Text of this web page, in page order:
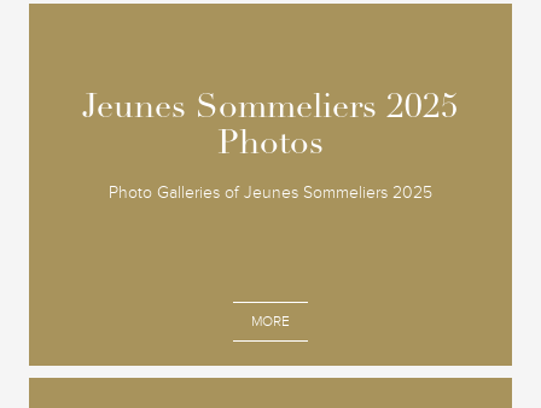
Jeunes Sommeliers 2025
Photos
Photo Galleries of Jeunes Sommeliers 2025
MORE
Jeunes Sommeliers 2025
Photos